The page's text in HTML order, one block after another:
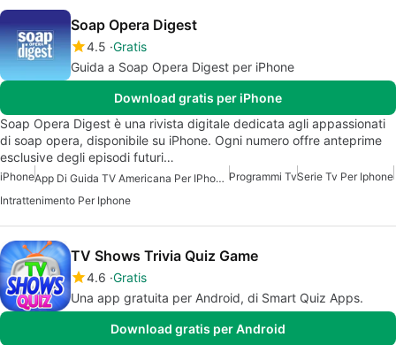
Soap Opera Digest
4.5 Gratis
Guida a Soap Opera Digest per iPhone
Download gratis per iPhone
Soap Opera Digest è una rivista digitale dedicata agli appassionati
di soap opera, disponibile su iPhone. Ogni numero offre anteprime
esclusive degli episodi futuri…
iPhone App Di Guida TV Americana Per IPhone O IPad Programmi TvSerie Tv Per Iphone
Intrattenimento Per Iphone
TV Shows Trivia Quiz Game
4.6 Gratis
Una app gratuita per Android, di Smart Quiz Apps.
Download gratis per Android